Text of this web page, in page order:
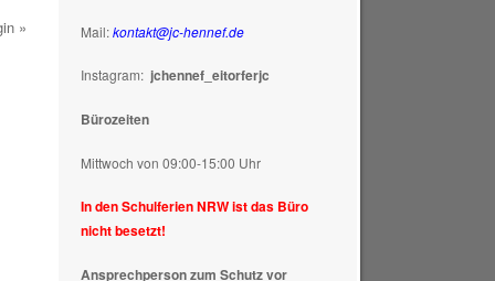
Mail:kontakt@jc-hennef.de
Instagram: jchennef_eitorferjc
Bürozeiten
Mittwoch von 09:00-15:00 Uhr
In den Schulferien NRW ist das Büro
nicht besetzt!
Ansprechperson zum Schutz vor